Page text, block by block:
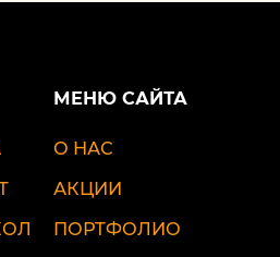
МЕНЮ САЙТА
О НАС
АКЦИИ
ПОРТФОЛИО